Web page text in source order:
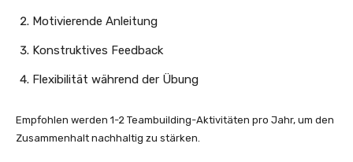
Motivierende Anleitung
Konstruktives Feedback
Flexibilität während der Übung
Empfohlen werden 1-2 Teambuilding-Aktivitäten pro Jahr, um den
Zusammenhalt nachhaltig zu stärken.